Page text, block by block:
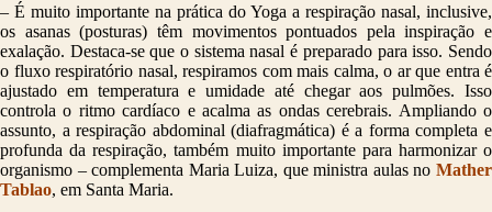
– É muito importante na prática do Yoga a respiração nasal, inclusive,
os asanas (posturas) têm movimentos pontuados pela inspiração e
exalação. Destaca-se que o sistema nasal é preparado para isso. Sendo
o fluxo respiratório nasal, respiramos com mais calma, o ar que entra é
ajustado em temperatura e umidade até chegar aos pulmões. Isso
controla o ritmo cardíaco e acalma as ondas cerebrais. Ampliando o
assunto, a respiração abdominal (diafragmática) é a forma completa e
profunda da respiração, também muito importante para harmonizar o
organismo – complementa Maria Luiza, que ministra aulas no Mather
Tablao, em Santa Maria.